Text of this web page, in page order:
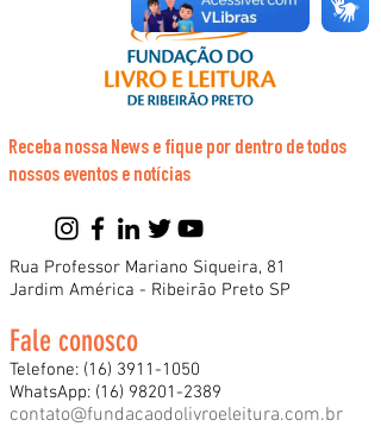
Receba nossa News e fique por dentro de todos
nossos eventos e notícias
Rua Professor Mariano Siqueira, 81
Jardim América - Ribeirão Preto SP
Fale conosco
Telefone: (16) 3911-1050
WhatsApp: (16) 98201-2389
contato@fundacaodolivroeleitura.com.br